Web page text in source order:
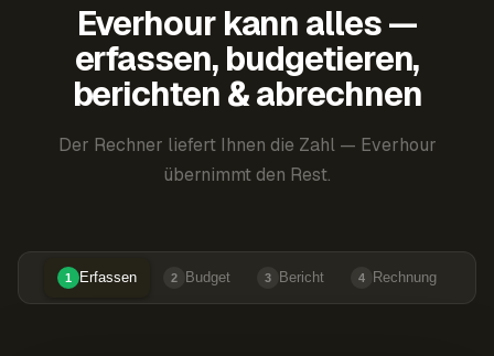
Everhour kann alles —
erfassen, budgetieren,
berichten & abrechnen
Der Rechner liefert Ihnen die Zahl — Everhour
übernimmt den Rest.
1 Erfassen 2 Budget 3 Bericht 4 Rechnung